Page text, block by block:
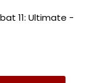
11: Ultimate -